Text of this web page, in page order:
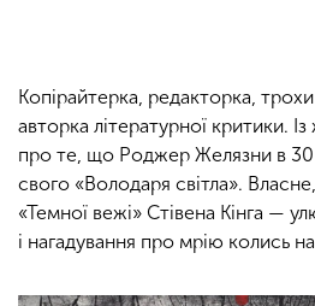
Копірайтерка, редакторка,
авторка літературної критики.
про те, що Роджер Желязни в 30
свого «Володаря світла».
«Темної вежі» Стівена Кінга —
і нагадування про мрію колись